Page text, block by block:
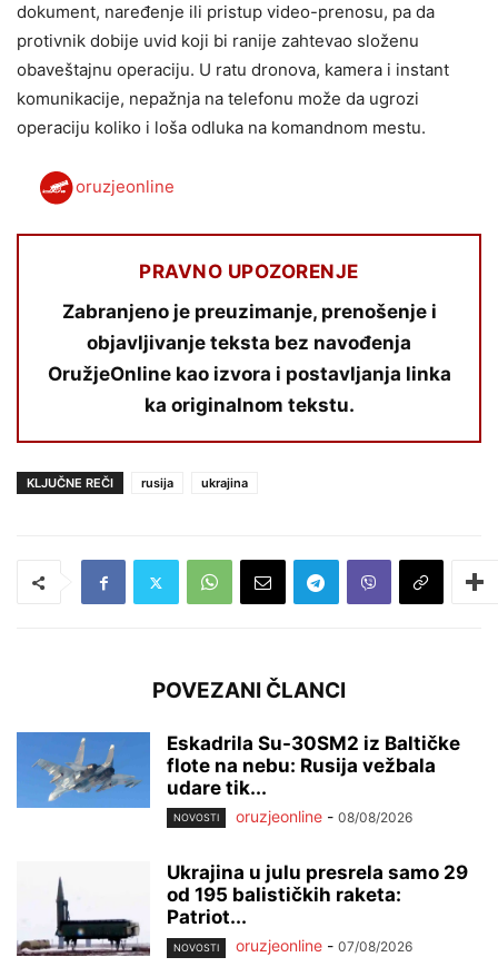
dokument, naređenje ili pristup video-prenosu, pa da
protivnik dobije uvid koji bi ranije zahtevao složenu
obaveštajnu operaciju. U ratu dronova, kamera i instant
komunikacije, nepažnja na telefonu može da ugrozi
operaciju koliko i loša odluka na komandnom mestu.
oruzjeonline
PRAVNO UPOZORENJE
Zabranjeno je preuzimanje, prenošenje i
objavljivanje teksta bez navođenja
OružjeOnline kao izvora i postavljanja linka
ka originalnom tekstu.
KLJUČNE REČI rusija ukrajina
POVEZANI ČLANCI
Eskadrila Su-30SM2 iz Baltičke
flote na nebu: Rusija vežbala
udare tik...
NOVOSTI oruzjeonline - 08/08/2026
Ukrajina u julu presrela samo 29
od 195 balističkih raketa:
Patriot...
NOVOSTI oruzjeonline - 07/08/2026